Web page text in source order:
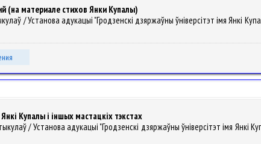
(на материале стихов Янки Купалы)
/ Установа адукацыі "Гродзенскі дзяржаўны ўніверсітэт імя Янкі
Купалы і іншых мастацкіх тэкстах
/ Установа адукацыі "Гродзенскі дзяржаўны ўніверсітэт імя Янкі